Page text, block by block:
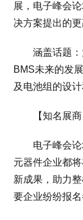
展，电子峰会
决方案提出的更
涵盖话题：
BMS未来的发
及电池组的设
【知名展商
电子峰会论
元器件企业都
新成果，助力
要企业纷纷报